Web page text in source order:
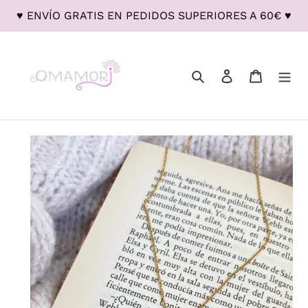
directamente
♥ ENVÍO GRATIS EN PEDIDOS SUPERIORES A 60€ ♥
Buscar IngresarCarrito